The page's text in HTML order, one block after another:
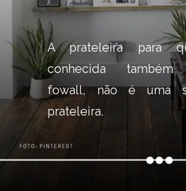
A prateleira para
conhecida também
fowall, não é uma
prateleira.